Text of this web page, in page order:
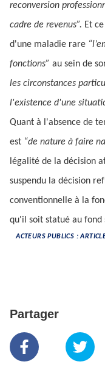
reconversion
cadre de revenus”. Et
d'une maladie rare
fonctions” au sein de
les circonstances
l'existence d'une
Quant à l'absence de
est “de nature à faire
légalité de la décision
suspendu la décision
conventionnelle à la
qu'il soit statué au fond
ACTEURS PUBLICS :
Partager